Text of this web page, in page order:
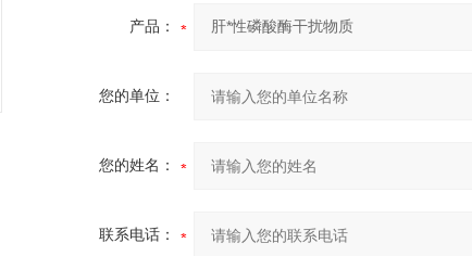
产品：
您的单位：
您的姓名：
联系电话：